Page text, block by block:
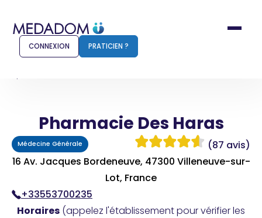
Comment ça marche ?
Pour les patients
CONNEXION PRATICIEN ?
Pharmacie Des Haras
Médecine Générale
(87 avis)
16 Av. Jacques Bordeneuve, 47300 Villeneuve-sur-
Lot, France
+33553700235
Horaires (appelez l'établissement pour vérifier les